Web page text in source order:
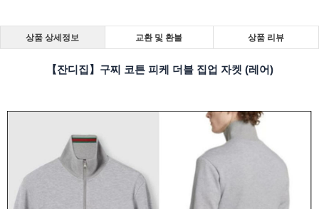
상품 상세정보 교환 및 환불 상품 리뷰
【잔디집】구찌 코튼 피케 더블 집업 자켓 (레어)